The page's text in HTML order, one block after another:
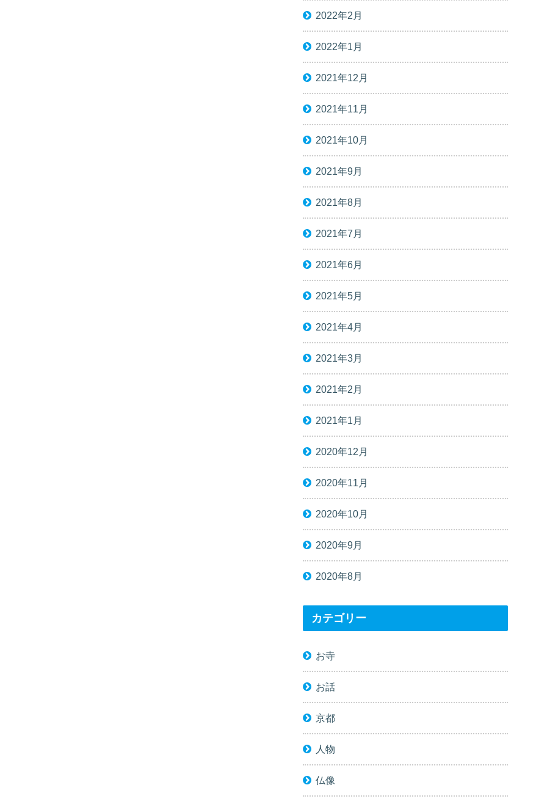
2022年2月
2022年1月
2021年12月
2021年11月
2021年10月
2021年9月
2021年8月
2021年7月
2021年6月
2021年5月
2021年4月
2021年3月
2021年2月
2021年1月
2020年12月
2020年11月
2020年10月
2020年9月
2020年8月
カテゴリー
お寺
お話
京都
人物
仏像